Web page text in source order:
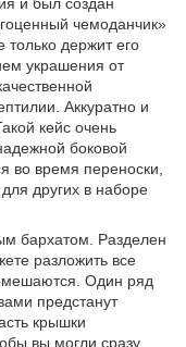
чемоданчик»
держит его
украшения от
Аккуратно и
кейс очень
боковой
во время переноски,
других в наборе
бархатом. Разделен
разложить все
Один ряд
предстанут
крышки
вы могли сразу